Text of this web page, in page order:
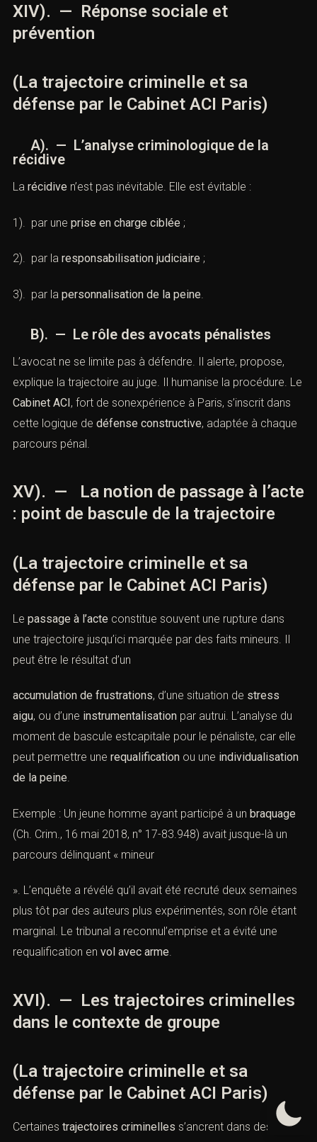
XIV). — Réponse sociale et
prévention
(La trajectoire criminelle et sa
défense par le Cabinet ACI Paris)
A). — L’analyse criminologique de la
récidive
La récidive n’est pas inévitable. Elle est évitable :
1). par une prise en charge ciblée ;
2). par la responsabilisation judiciaire ;
3). par la personnalisation de la peine.
B). — Le rôle des avocats pénalistes
L’avocat ne se limite pas à défendre. Il alerte, propose,
explique la trajectoire au juge. Il humanise la procédure. Le
Cabinet ACI, fort de sonexpérience à Paris, s’inscrit dans
cette logique de défense constructive, adaptée à chaque
parcours pénal.
XV). — La notion de passage à l’acte
: point de bascule de la trajectoire
(La trajectoire criminelle et sa
défense par le Cabinet ACI Paris)
Le passage à l’acte constitue souvent une rupture dans
une trajectoire jusqu’ici marquée par des faits mineurs. Il
peut être le résultat d’un
accumulation de frustrations, d’une situation de stress
aigu, ou d’une instrumentalisation par autrui. L’analyse du
moment de bascule estcapitale pour le pénaliste, car elle
peut permettre une requalification ou une individualisation
de la peine.
Exemple : Un jeune homme ayant participé à un braquage
(Ch. Crim., 16 mai 2018, n° 17-83.948) avait jusque-là un
parcours délinquant « mineur
». L’enquête a révélé qu’il avait été recruté deux semaines
plus tôt par des auteurs plus expérimentés, son rôle étant
marginal. Le tribunal a reconnul’emprise et a évité une
requalification en vol avec arme.
XVI). — Les trajectoires criminelles
dans le contexte de groupe
(La trajectoire criminelle et sa
défense par le Cabinet ACI Paris)
Certaines trajectoires criminelles s’ancrent dans des